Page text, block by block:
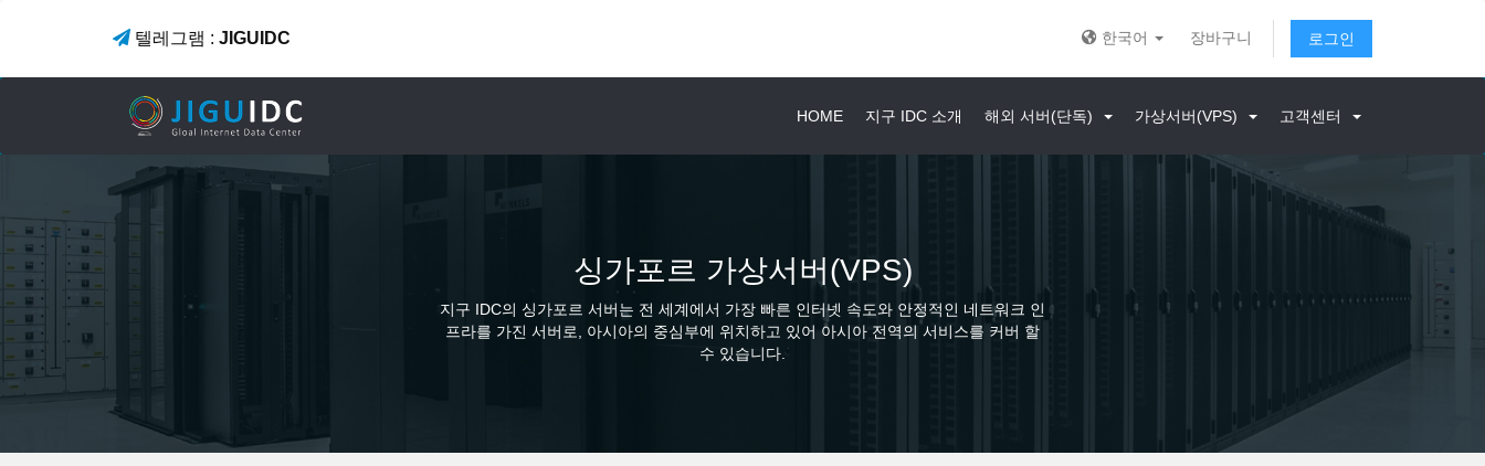
텔레그램 : JIGUIDC 한국어 장바구니 로그인
HOME 지구 IDC 소개 해외 서버(단독) 가상서버(VPS) 고객센터
싱가포르 가상서버(VPS)
지구 IDC의 싱가포르 서버는 전 세계에서 가장 빠른 인터넷 속도와 안정적인 네트워크 인
프라를 가진 서버로, 아시아의 중심부에 위치하고 있어 아시아 전역의 서비스를 커버 할
수 있습니다.